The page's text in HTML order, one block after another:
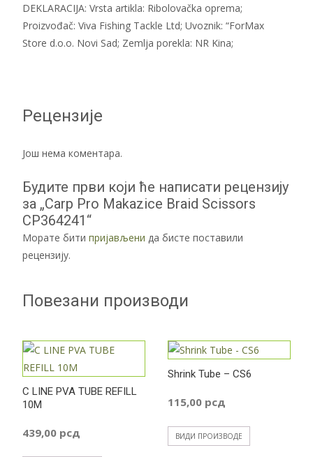
DEKLARACIJA: Vrsta artikla: Ribolovačka oprema;
Proizvođač: Viva Fishing Tackle Ltd; Uvoznik: “ForMax
Store d.o.o. Novi Sad; Zemlja porekla: NR Kina;
Рецензије
Још нема коментара.
Будите први који ће написати рецензију
за „Carp Pro Makazice Braid Scissors
CP364241“
Морате бити пријављени да бисте поставили
рецензију.
Повезани производи
C LINE PVA TUBE REFILL
10M
439,00 рсд
Shrink Tube – CS6
115,00 рсд
ВИДИ ПРОИЗВОДЕ